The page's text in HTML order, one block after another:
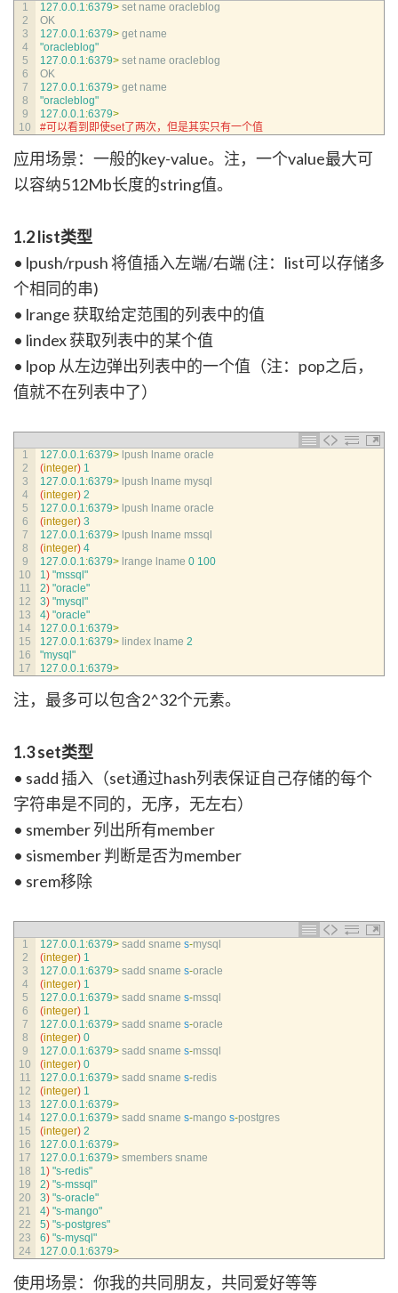
1
2
3
4
5
6
7
8
9
10
127.0.0.1:6379> set name oracleblog
OK
127.0.0.1:6379> get name
"oracleblog"
127.0.0.1:6379> set name oracleblog
OK
127.0.0.1:6379> get name
"oracleblog"
127.0.0.1:6379>
#可以看到即使set了两次，但是其实只有一个值
应用场景：一般的key-value。注，一个value最大可
以容纳512Mb长度的string值。
1.2 list类型
• lpush/rpush 将值插入左端/右端 (注：list可以存储多
个相同的串)
• lrange 获取给定范围的列表中的值
• lindex 获取列表中的某个值
• lpop 从左边弹出列表中的一个值（注：pop之后，
值就不在列表中了）
1
2
3
4
5
6
7
8
9
10
11
12
13
14
15
16
17
127.0.0.1:6379> lpush lname oracle
(integer) 1
127.0.0.1:6379> lpush lname mysql
(integer) 2
127.0.0.1:6379> lpush lname oracle
(integer) 3
127.0.0.1:6379> lpush lname mssql
(integer) 4
127.0.0.1:6379> lrange lname 0 100
1) "mssql"
2) "oracle"
3) "mysql"
4) "oracle"
127.0.0.1:6379>
127.0.0.1:6379> lindex lname 2
"mysql"
127.0.0.1:6379>
注，最多可以包含2^32个元素。
1.3 set类型
• sadd 插入（set通过hash列表保证自己存储的每个
字符串是不同的，无序，无左右）
• smember 列出所有member
• sismember 判断是否为member
• srem移除
1
2
3
4
5
6
7
8
9
10
11
12
13
14
15
16
17
18
19
20
21
22
23
24
127.0.0.1:6379> sadd sname s-mysql
(integer) 1
127.0.0.1:6379> sadd sname s-oracle
(integer) 1
127.0.0.1:6379> sadd sname s-mssql
(integer) 1
127.0.0.1:6379> sadd sname s-oracle
(integer) 0
127.0.0.1:6379> sadd sname s-mssql
(integer) 0
127.0.0.1:6379> sadd sname s-redis
(integer) 1
127.0.0.1:6379>
127.0.0.1:6379> sadd sname s-mango s-postgres
(integer) 2
127.0.0.1:6379>
127.0.0.1:6379> smembers sname
1) "s-redis"
2) "s-mssql"
3) "s-oracle"
4) "s-mango"
5) "s-postgres"
6) "s-mysql"
127.0.0.1:6379>
使用场景：你我的共同朋友，共同爱好等等